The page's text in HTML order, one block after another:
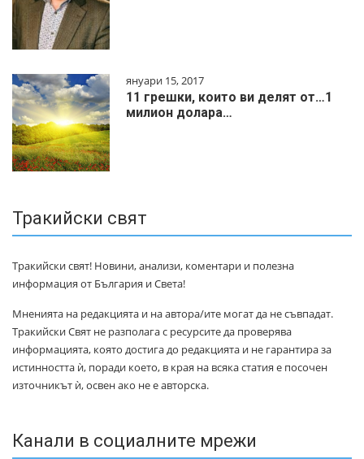
януари 15, 2017
11 грешки, които ви делят от…1
милиoн дoлapa…
Тракийски свят
Тракийски свят! Новини, анализи, коментари и полезна
информация от България и Света!
Мненията на редакцията и на автора/ите могат да не съвпадат.
Тракийски Свят не разполага с ресурсите да проверява
информацията, която достига до редакцията и не гарантира за
истинността ѝ, поради което, в края на всяка статия е посочен
източникът ѝ, освен ако не е авторска.
Канали в социалните мрежи